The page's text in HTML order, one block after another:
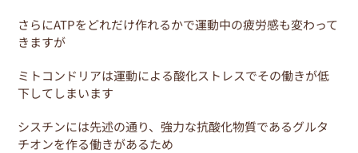
さらにATPをどれだけ作れるかで運動中の疲労感も変わって
きますが
ミトコンドリアは運動による酸化ストレスでその働きが低
下してしまいます
シスチンには先述の通り、強力な抗酸化物質であるグルタ
チオンを作る働きがあるため